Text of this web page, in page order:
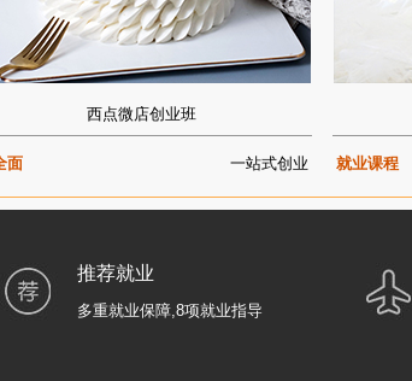
西点微店创业班
面 一站式创业 就业课程
推荐就业
多重就业保障,8项就业指导